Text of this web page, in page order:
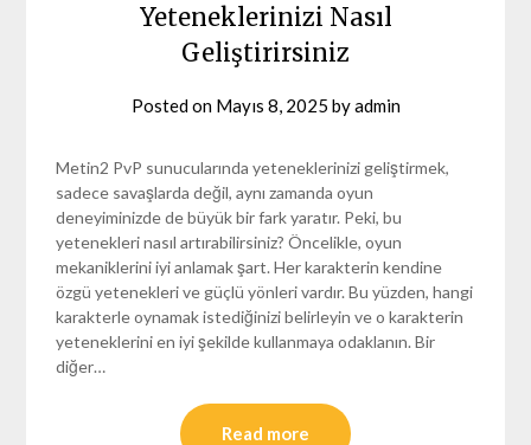
Yeteneklerinizi Nasıl
Geliştirirsiniz
Posted on Mayıs 8, 2025 byadmin
Metin2 PvP sunucularında yeteneklerinizi geliştirmek,
sadece savaşlarda değil, aynı zamanda oyun
deneyiminizde de büyük bir fark yaratır. Peki, bu
yetenekleri nasıl artırabilirsiniz? Öncelikle, oyun
mekaniklerini iyi anlamak şart. Her karakterin kendine
özgü yetenekleri ve güçlü yönleri vardır. Bu yüzden, hangi
karakterle oynamak istediğinizi belirleyin ve o karakterin
yeteneklerini en iyi şekilde kullanmaya odaklanın. Bir
diğer…
Read more